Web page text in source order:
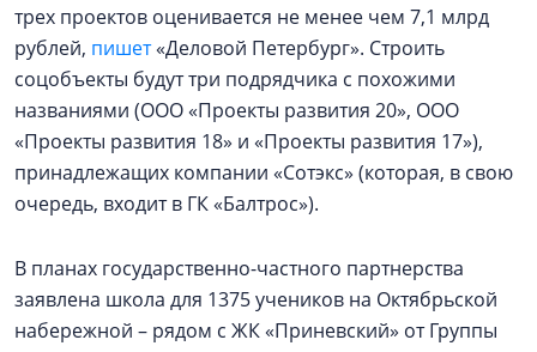
трех проектов оценивается не менее чем 7,1 млрд
рублей, пишет«Деловой Петербург». Строить
соцобъекты будут три подрядчика с похожими
названиями (ООО «Проекты развития 20», ООО
«Проекты развития 18» и «Проекты развития 17»),
принадлежащих компании «Сотэкс» (которая, в свою
очередь, входит в ГК «Балтрос»).
В планах государственно-частного партнерства
заявлена школа для 1375 учеников на Октябрьской
набережной – рядом с ЖК «Приневский» от Группы